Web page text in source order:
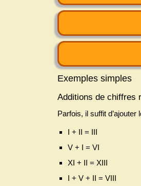
Exemples simples
Additions de chiffres
Parfois, il suffit
I + II = III
V + I = VI
XI + II = XIII
I + V + II = VIII